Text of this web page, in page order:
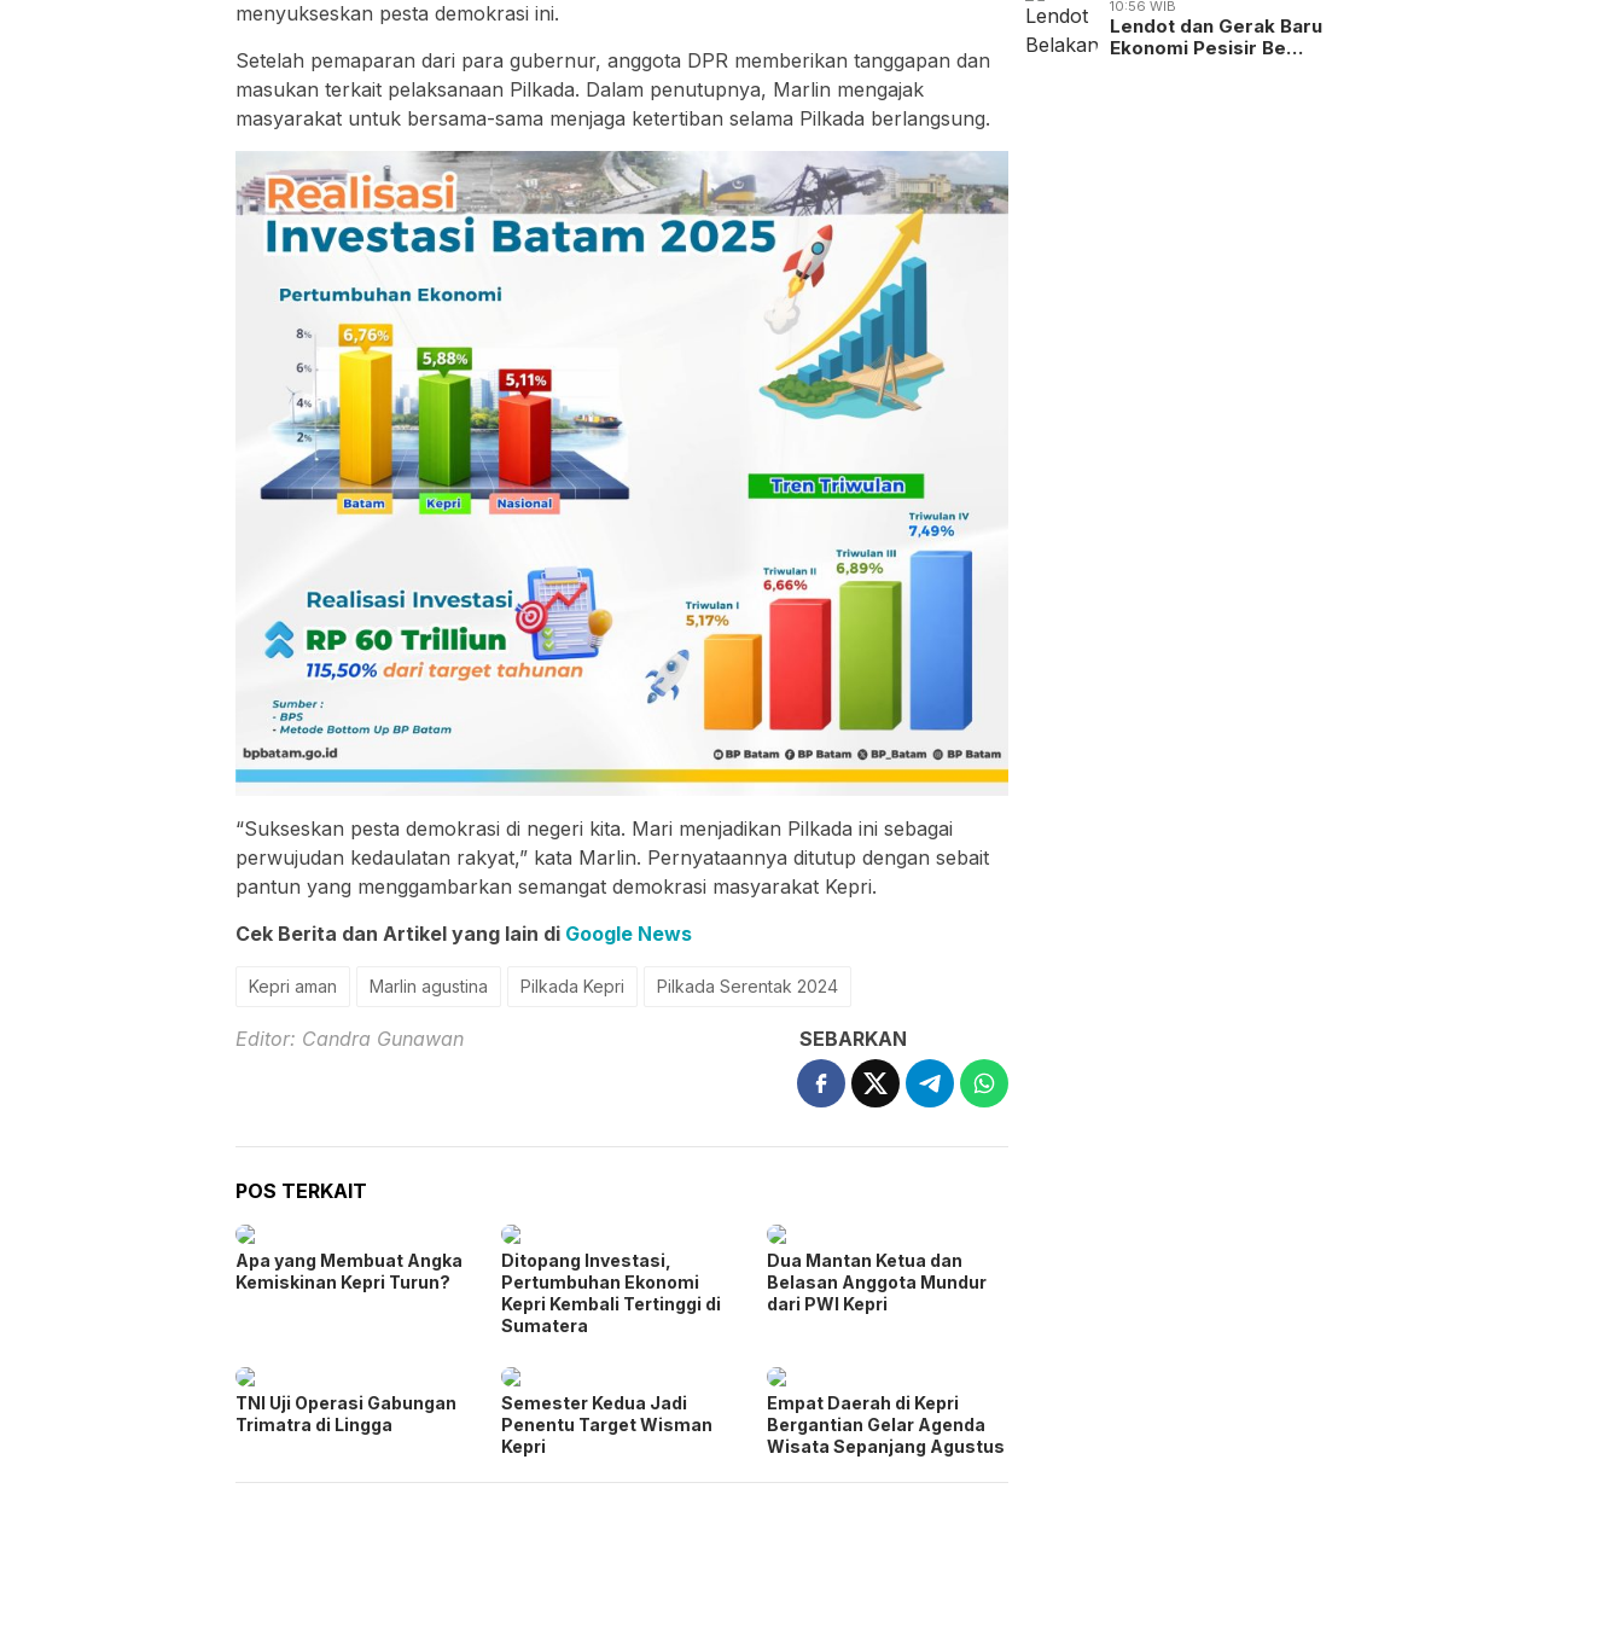
menyukseskan pesta demokrasi ini.
Setelah pemaparan dari para gubernur, anggota DPR memberikan tanggapan dan
masukan terkait pelaksanaan Pilkada. Dalam penutupnya, Marlin mengajak
masyarakat untuk bersama-sama menjaga ketertiban selama Pilkada berlangsung.
“Sukseskan pesta demokrasi di negeri kita. Mari menjadikan Pilkada ini sebagai
perwujudan kedaulatan rakyat,” kata Marlin. Pernyataannya ditutup dengan sebait
pantun yang menggambarkan semangat demokrasi masyarakat Kepri.
Cek Berita dan Artikel yang lain di Google News
Kepri aman Marlin agustina Pilkada Kepri Pilkada Serentak 2024
Editor: Candra Gunawan SEBARKAN
POS TERKAIT
Apa yang Membuat Angka
Kemiskinan Kepri Turun?
Ditopang Investasi,
Pertumbuhan Ekonomi
Kepri Kembali Tertinggi di
Sumatera
Dua Mantan Ketua dan
Belasan Anggota Mundur
dari PWI Kepri
TNI Uji Operasi Gabungan
Trimatra di Lingga
Semester Kedua Jadi
Penentu Target Wisman
Kepri
Empat Daerah di Kepri
Bergantian Gelar Agenda
Wisata Sepanjang Agustus
10:56 WIB
Lendot dan Gerak Baru
Ekonomi Pesisir Be…